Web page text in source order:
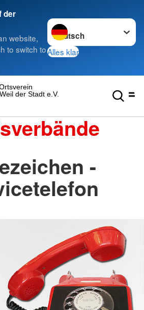
der
website,
to switch to
Sprache wechseln zu
Alles klar
Weil der Stadt e.V.
-